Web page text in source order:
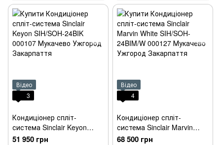
Відео
3
Кондиціонер спліт-
система Sinclair Keyon
SIH/SOH-24BIK
51 950 грн
Відео
4
Кондиціонер спліт-
система Sinclair Marvin
White SIH/SOH-24BIM/W
68 500 грн